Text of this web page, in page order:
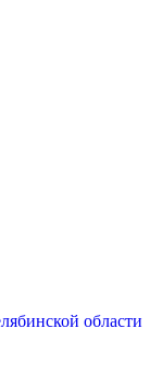
области